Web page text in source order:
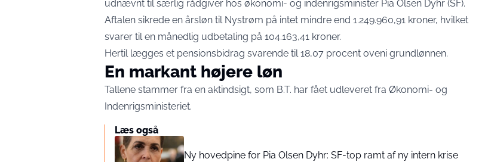
udnævnt til særlig rådgiver hos økonomi- og indenrigsminister Pia Olsen Dyhr (SF).
Aftalen sikrede en årsløn til Nystrøm på intet mindre end 1.249.960,91 kroner, hvilket
svarer til en månedlig udbetaling på 104.163,41 kroner.
Hertil lægges et pensionsbidrag svarende til 18,07 procent oveni grundlønnen.
En markant højere løn
Tallene stammer fra en aktindsigt, som B.T. har fået udleveret fra Økonomi- og
Indenrigsministeriet.
Læs også
Ny hovedpine for Pia Olsen Dyhr: SF-top ramt af ny intern krise